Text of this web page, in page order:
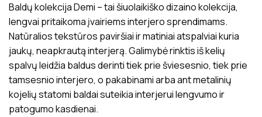
Baldų kolekcija Demi – tai šiuolaikiško dizaino kolekcija,
lengvai pritaikoma įvairiems interjero sprendimams.
Natūralios tekstūros paviršiai ir matiniai atspalviai kuria
jaukų, neapkrautą interjerą. Galimybė rinktis iš kelių
spalvų leidžia baldus derinti tiek prie šviesesnio, tiek prie
tamsesnio interjero, o pakabinami arba ant metalinių
kojelių statomi baldai suteikia interjerui lengvumo ir
patogumo kasdienai.